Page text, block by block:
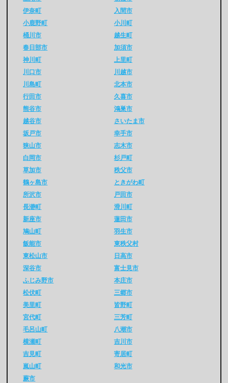
伊奈町
入間市
小鹿野町
小川町
桶川市
越生町
春日部市
加須市
神川町
上里町
川口市
川越市
川島町
北本市
行田市
久喜市
熊谷市
鴻巣市
越谷市
さいたま市
坂戸市
幸手市
狭山市
志木市
白岡市
杉戸町
草加市
秩父市
鶴ヶ島市
ときがわ町
所沢市
戸田市
長瀞町
滑川町
新座市
蓮田市
鳩山町
羽生市
飯能市
東秩父村
東松山市
日高市
深谷市
富士見市
ふじみ野市
本庄市
松伏町
三郷市
美里町
皆野町
宮代町
三芳町
毛呂山町
八潮市
横瀬町
吉川市
吉見町
寄居町
嵐山町
和光市
蕨市